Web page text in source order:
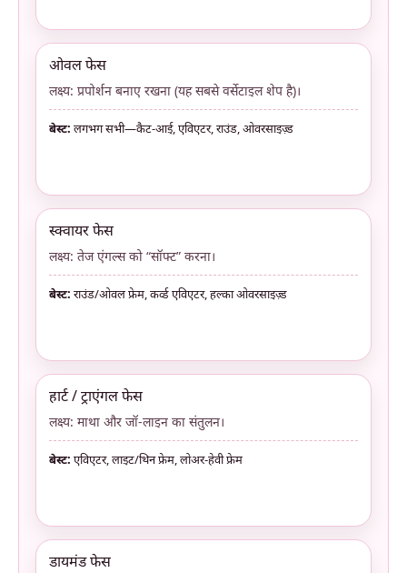
ओवल फेस
लक्ष्य: प्रपोर्शन बनाए रखना (यह सबसे वर्सेटाइल शेप है)।
बेस्ट: लगभग सभी—कैट-आई, एविएटर, राउंड, ओवरसाइज़्ड
स्क्वायर फेस
लक्ष्य: तेज एंगल्स को “सॉफ्ट” करना।
बेस्ट: राउंड/ओवल फ्रेम, कर्व्ड एविएटर, हल्का ओवरसाइज़्ड
हार्ट / ट्राएंगल फेस
लक्ष्य: माथा और जॉ-लाइन का संतुलन।
बेस्ट: एविएटर, लाइट/थिन फ्रेम, लोअर-हेवी फ्रेम
डायमंड फेस